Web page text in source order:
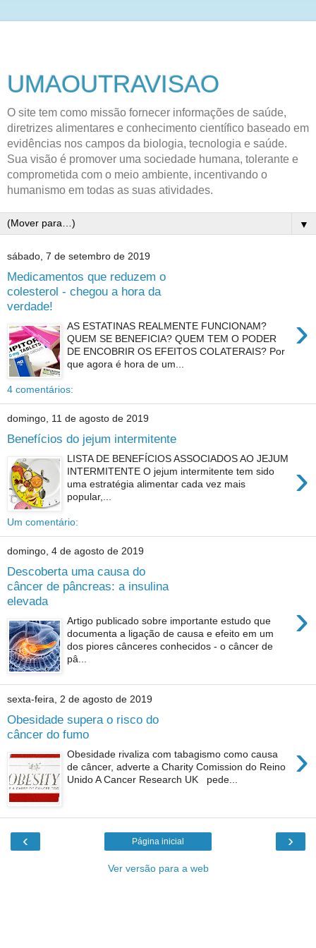
UMAOUTRAVISAO
O site tem como missão fornecer informações de saúde,
diretrizes alimentares e conhecimento científico baseado em
evidências nos campos da biologia, tecnologia e saúde.
Sua visão é promover uma sociedade humana, tolerante e
comprometida com o meio ambiente, incentivando o
humanismo em todas as suas atividades.
▼
sábado, 7 de setembro de 2019
Medicamentos que reduzem o
colesterol - chegou a hora da
verdade!
›
AS ESTATINAS REALMENTE FUNCIONAM?
QUEM SE BENEFICIA? QUEM TEM O PODER
DE ENCOBRIR OS EFEITOS COLATERAIS? Por
que agora é hora de um...
4 comentários:
domingo, 11 de agosto de 2019
Benefícios do jejum intermitente
›
LISTA DE BENEFÍCIOS ASSOCIADOS AO JEJUM
INTERMITENTE O jejum intermitente tem sido
uma estratégia alimentar cada vez mais
popular,...
Um comentário:
domingo, 4 de agosto de 2019
Descoberta uma causa do
câncer de pâncreas: a insulina
elevada
›
Artigo publicado sobre importante estudo que
documenta a ligação de causa e efeito em um
dos piores cânceres conhecidos - o câncer de
pâ...
sexta-feira, 2 de agosto de 2019
Obesidade supera o risco do
câncer do fumo
›
Obesidade rivaliza com tabagismo como causa
de câncer, adverte a Charity Comission do Reino
Unido A Cancer Research UK pede...
‹ ›
Página inicial
Ver versão para a web